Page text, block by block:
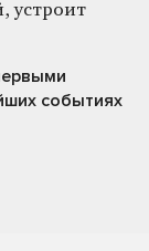
устроит
событиях